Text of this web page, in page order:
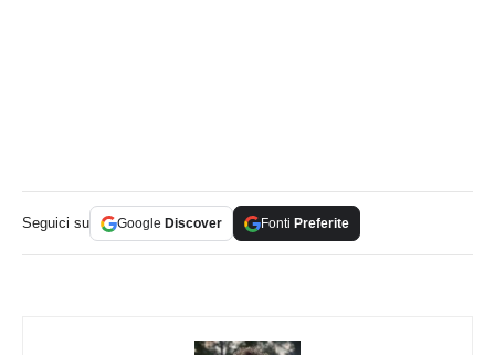
Seguici su Google Discover Fonti Preferite